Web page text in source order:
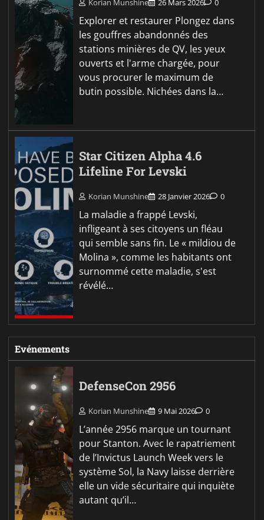
Explorer et restaurer Plongez dans
les gouffres abandonnés des
stations minières de QV, les yeux
ouverts et l'arme chargée, pour
vous procurer le maximum de
butin possible. Nichées dans la…
Star Citizen Alpha 4.6
Lifeline For Levski
Korian Munshine 28 Janvier 2026 0
La maladie a frappé Levski,
infligeant à ses citoyens un fléau
qui semble sans fin. Le « mildiou de
Molina », comme les habitants ont
surnommé cette maladie, s'est
révélé…
Evénements
DefenseCon 2956
Korian Munshine 9 Mai 2026 0
L’année 2956 marque un tournant
pour Stanton. Avec le rapatriement
de l’Invictus Launch Week vers le
système Sol, la Navy laisse derrière
elle un vide sécuritaire qui inquiète
autant qu’il…